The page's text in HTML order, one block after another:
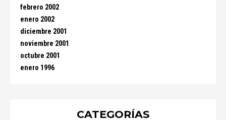
febrero 2002
enero 2002
diciembre 2001
noviembre 2001
octubre 2001
enero 1996
CATEGORÍAS